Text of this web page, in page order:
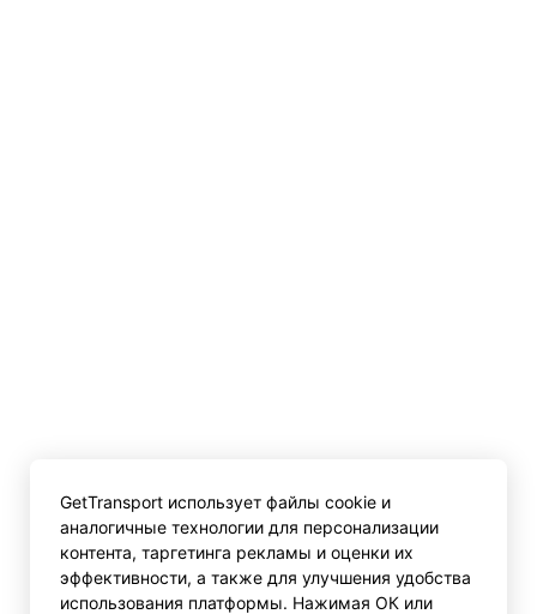
GetTransport использует файлы cookie и
аналогичные технологии для персонализации
контента, таргетинга рекламы и оценки их
эффективности, а также для улучшения удобства
использования платформы. Нажимая ОК или